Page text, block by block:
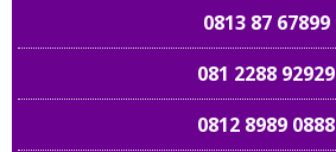
0813 87 67899
081 2288 92929
0812 8989 0888